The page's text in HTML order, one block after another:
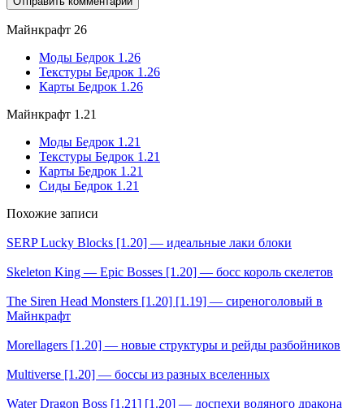
Майнкрафт 26
Моды Бедрок 1.26
Текстуры Бедрок 1.26
Карты Бедрок 1.26
Майнкрафт 1.21
Моды Бедрок 1.21
Текстуры Бедрок 1.21
Карты Бедрок 1.21
Сиды Бедрок 1.21
Похожие записи
SERP Lucky Blocks [1.20] — идеальные лаки блоки
Skeleton King — Epic Bosses [1.20] — босс король скелетов
The Siren Head Monsters [1.20] [1.19] — сиреноголовый в
Майнкрафт
Morellagers [1.20] — новые структуры и рейды разбойников
Multiverse [1.20] — боссы из разных вселенных
Water Dragon Boss [1.21] [1.20] — доспехи водяного дракона